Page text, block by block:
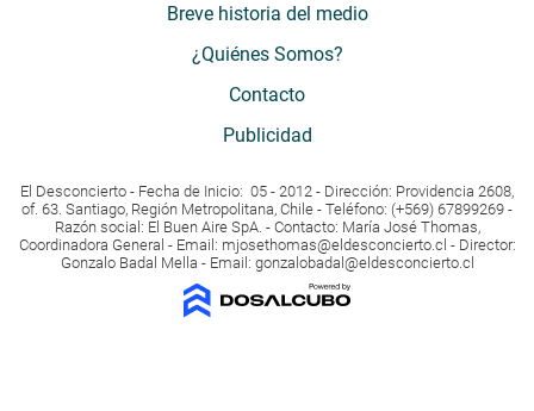
Breve historia del medio
¿Quiénes Somos?
Contacto
Publicidad
El Desconcierto - Fecha de Inicio: 05 - 2012 - Dirección: Providencia 2608,
of. 63. Santiago, Región Metropolitana, Chile - Teléfono: (+569) 67899269 -
Razón social: El Buen Aire SpA. - Contacto: María José Thomas,
Coordinadora General - Email: mjosethomas@eldesconcierto.cl - Director:
Gonzalo Badal Mella - Email: gonzalobadal@eldesconcierto.cl